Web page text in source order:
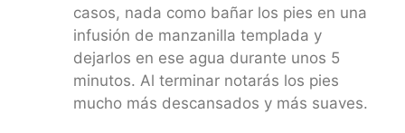
casos, nada como bañar los pies en una
infusión de manzanilla templada y
dejarlos en ese agua durante unos 5
minutos. Al terminar notarás los pies
mucho más descansados y más suaves.